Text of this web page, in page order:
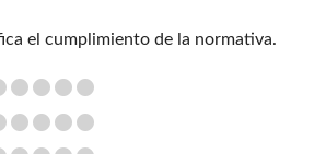
el cumplimiento de la normativa.